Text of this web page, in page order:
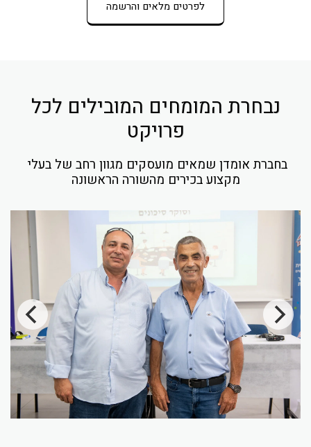
לפרטים מלאים והרשמה
נבחרת המומחים המובילים לכל
פרויקט
מקצוע בכירים מהשורה הראשונה